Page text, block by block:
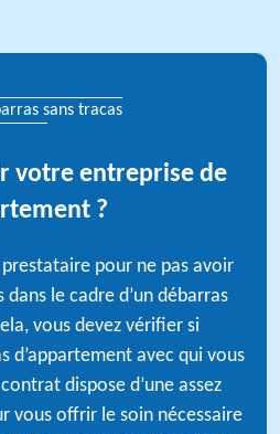
sans tracas
votre entreprise de
?
pour ne pas avoir
dans le cadre d’un débarras
vous devez vérifier si
d’appartement avec qui vous
dispose d’une assez
vous offrir le soin nécessaire